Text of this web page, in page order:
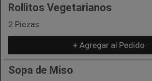
Rollitos Vegetarianos
2 Piezas
+ Agregar al Pedido
Sopa de Miso